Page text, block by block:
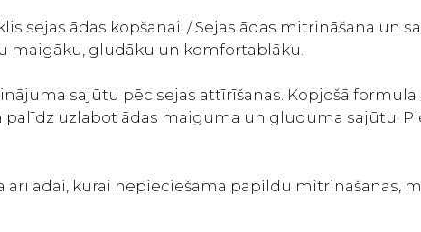
sejas ādas kopšanai. / Sejas ādas mitrināšana un
maigāku, gludāku un komfortablāku.
sajūtu pēc sejas attīrīšanas. Kopjošā
uzlabot ādas maiguma un gluduma sajūtu.
ādai, kurai nepieciešama papildu mitrināšanas,